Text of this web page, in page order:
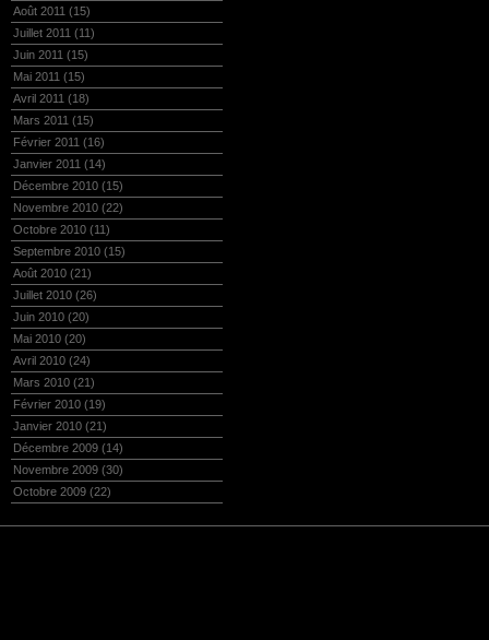
Août 2011 (15)
Juillet 2011 (11)
Juin 2011 (15)
Mai 2011 (15)
Avril 2011 (18)
Mars 2011 (15)
Février 2011 (16)
Janvier 2011 (14)
Décembre 2010 (15)
Novembre 2010 (22)
Octobre 2010 (11)
Septembre 2010 (15)
Août 2010 (21)
Juillet 2010 (26)
Juin 2010 (20)
Mai 2010 (20)
Avril 2010 (24)
Mars 2010 (21)
Février 2010 (19)
Janvier 2010 (21)
Décembre 2009 (14)
Novembre 2009 (30)
Octobre 2009 (22)